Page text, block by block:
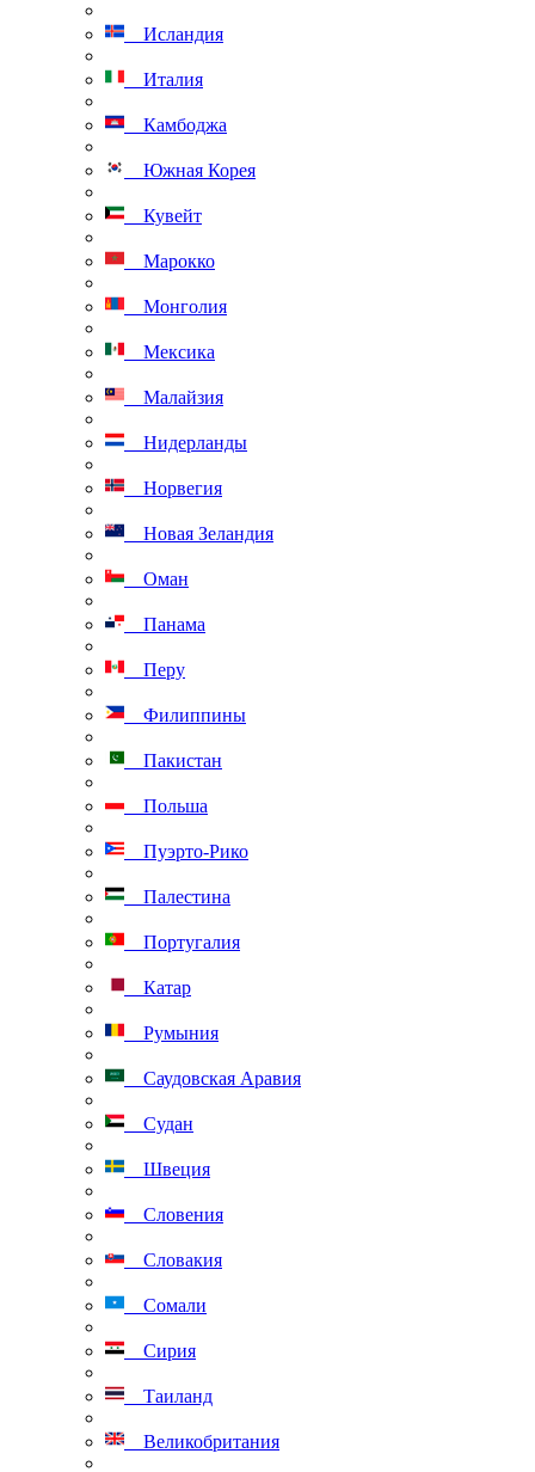
Исландия
Италия
Камбоджа
Южная Корея
Кувейт
Марокко
Монголия
Мексика
Малайзия
Нидерланды
Норвегия
Новая Зеландия
Оман
Панама
Перу
Филиппины
Пакистан
Польша
Пуэрто-Рико
Палестина
Португалия
Катар
Румыния
Саудовская Аравия
Судан
Швеция
Словения
Словакия
Сомали
Сирия
Таиланд
Великобритания